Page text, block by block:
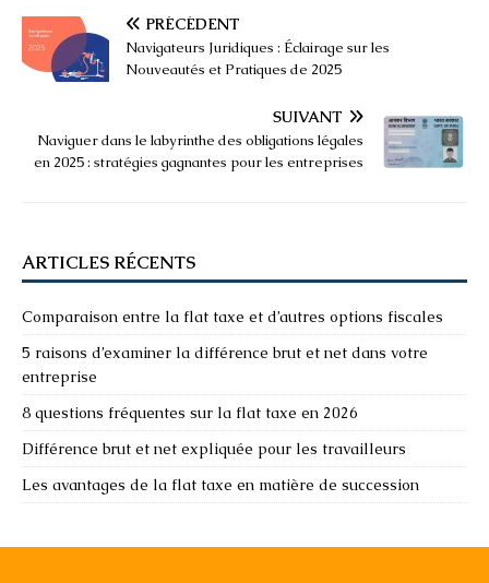
PRÉCÉDENT
Navigateurs Juridiques : Éclairage sur les
Nouveautés et Pratiques de 2025
SUIVANT
Naviguer dans le labyrinthe des obligations légales
en 2025 : stratégies gagnantes pour les entreprises
ARTICLES RÉCENTS
Comparaison entre la flat taxe et d’autres options fiscales
5 raisons d’examiner la différence brut et net dans votre
entreprise
8 questions fréquentes sur la flat taxe en 2026
Différence brut et net expliquée pour les travailleurs
Les avantages de la flat taxe en matière de succession